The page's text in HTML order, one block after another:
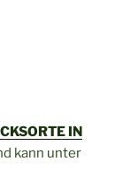
IN
kann unter